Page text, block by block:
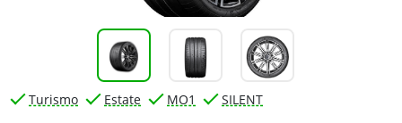
Turismo Estate MO1 SILENT